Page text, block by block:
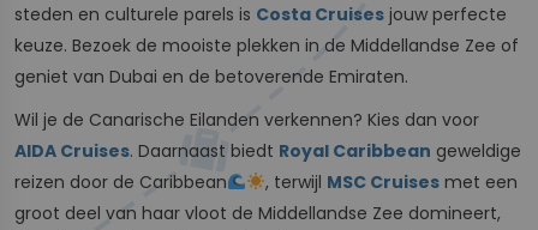
steden en culturele parels is Costa Cruises jouw perfecte
keuze. Bezoek de mooiste plekken in de Middellandse Zee of
geniet van Dubai en de betoverende Emiraten.
Wil je de Canarische Eilanden verkennen? Kies dan voor
AIDA Cruises. Daarnaast biedt Royal Caribbean geweldige
reizen door de Caribbean
, terwijl MSC Cruises met een
groot deel van haar vloot de Middellandse Zee domineert,